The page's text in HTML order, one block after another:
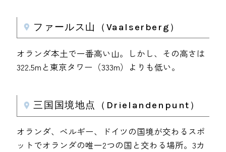
ファールス山（Vaalserberg）
オランダ本土で一番高い山。しかし、その高さは
322.5mと東京タワー（333m）よりも低い。
三国国境地点（Drielandenpunt）
オランダ、ベルギー、ドイツの国境が交わるスポ
ットでオランダの唯一2つの国と交わる場所。3カ